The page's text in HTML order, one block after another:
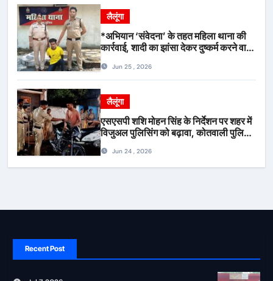
लैलूंगा
*अभियान ‘संवेदना’ के तहत महिला थाना की
कार्रवाई, शादी का झांसा देकर दुष्कर्म करने वाला
Jun 25 , 2026
लैलूंगा
एसएसपी शशि मोहन सिंह के निर्देशन पर शहर में
विजुअल पुलिसिंग को बढ़ावा, कोतवाली पुलिस
Jun 24 , 2026
Recent Post